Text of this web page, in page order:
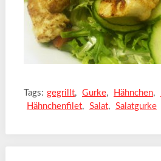
Tags: gegrillt, Gurke, Hähnchen,
Hähnchenfilet, Salat, Salatgurke